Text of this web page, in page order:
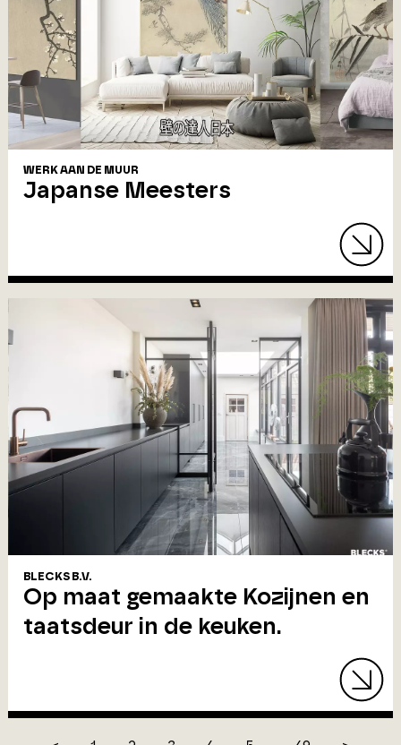
WERK AAN DE MUUR
Japanse Meesters
BLECKS B.V.
Op maat gemaakte Kozijnen en
taatsdeur in de keuken.